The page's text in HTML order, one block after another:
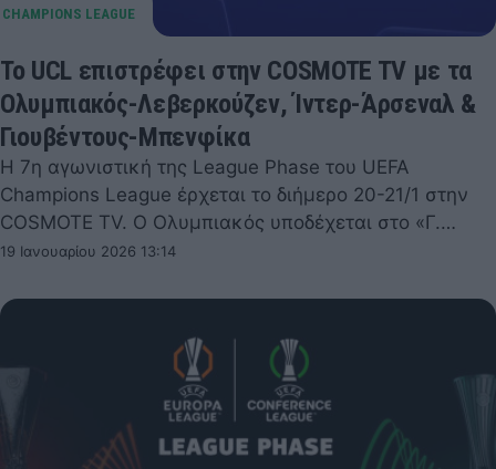
To UCL επιστρέφει στην COSMOTE TV με τα
Ολυμπιακός-Λεβερκούζεν, Ίντερ-Άρσεναλ &
Γιουβέντους-Μπενφίκα
Η 7η αγωνιστική της League Phase του UEFA
Champions League έρχεται το διήμερο 20-21/1 στην
COSMOTE TV. Ο Ολυμπιακός υποδέχεται στο «Γ.…
19 Ιανουαρίου 2026 13:14